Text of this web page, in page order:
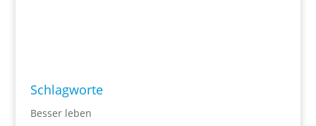
Schlagworte
Besser leben